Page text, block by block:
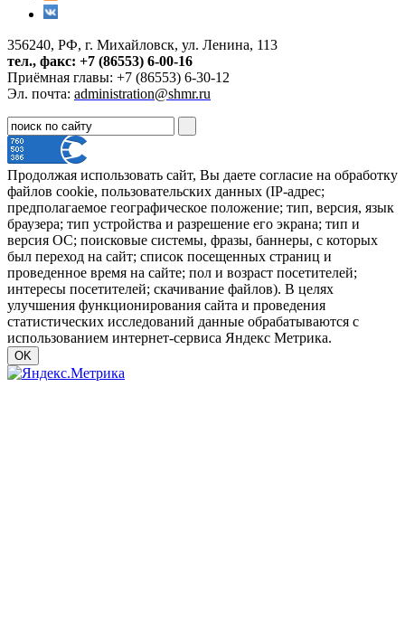
356240, РФ, г. Михайловск, ул. Ленина, 113
тел., факс: +7 (86553) 6-00-16
Приёмная главы: +7 (86553) 6-30-12
Эл. почта: administration@shmr.ru
Продолжая использовать сайт, Вы даете согласие на обработку
файлов cookie, пользовательских данных (IP-адрес;
предполагаемое географическое положение; тип, версия, язык
браузера; тип устройства и разрешение его экрана; тип и
версия ОС; поисковые системы, фразы, баннеры, с которых
был переход на сайт; список посещенных страниц и
проведенное время на сайте; пол и возраст посетителей;
интересы посетителей; скачивание файлов). В целях
улучшения функционирования сайта и проведения
статистических исследований данные обрабатываются с
использованием интернет-сервиса Яндекс Метрика.
OK